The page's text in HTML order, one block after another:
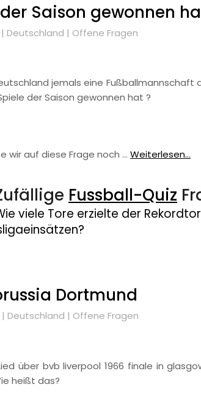
Saison gewonnen
Deutschland | Offene Fragen
jemals eine
der Saison gewonnen hat ?
wir auf diese Frage noch … Weiterlesen...
Fussball-Quiz
viele Tore erzielte der
Dortmund
Deutschland | Offene Fragen
über bvb liverpool 1966 finale in
heißt das?